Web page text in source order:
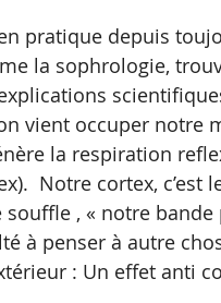
pratique depuis
la sophrologie,
vient occuper notre
la respiration
Notre cortex, c’est
, « notre
à penser à autre
: Un effet anti